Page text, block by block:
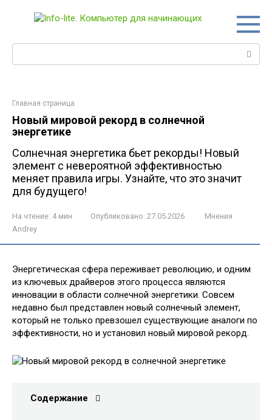
Главная страница
Новый мировой рекорд в солнечной
энергетике
Солнечная энергетика бьет рекорды! Новый
элемент с невероятной эффективностью
меняет правила игры. Узнайте, что это значит
для будущего!
На чтение: 4 мин Опубликовано: 27.05.2026
Мнения
Andrey
Энергетическая сфера переживает революцию, и одним
из ключевых драйверов этого процесса являются
инновации в области солнечной энергетики. Совсем
недавно был представлен новый солнечный элемент,
который не только превзошел существующие аналоги по
эффективности, но и установил новый мировой рекорд.
Содержание